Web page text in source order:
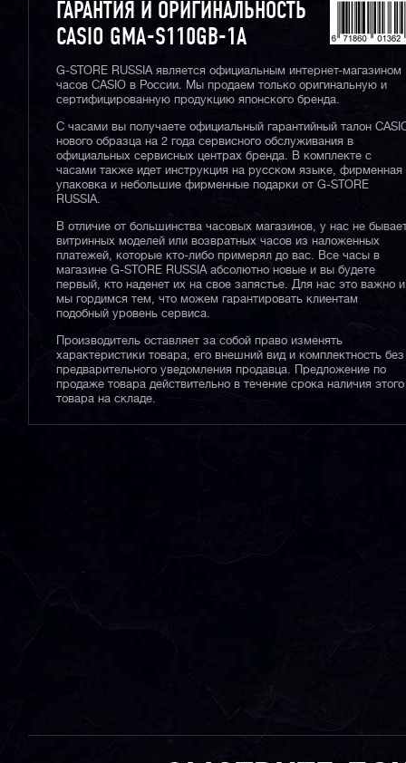
ГАРАНТИЯ И ОРИГИНАЛЬНОСТЬ
CASIO GMA-S110GB-1A
G-STORE RUSSIA является официальным интернет-магазином
часов CASIO в России. Мы продаем только оригинальную и
сертифицированную продукцию японского бренда.
С часами вы получаете официальный гарантийный талон
нового образца на 2 года сервисного обслуживания в
официальных сервисных центрах бренда. В комплекте с
часами также идет инструкция на русском языке, фирменная
упаковка и небольшие фирменные подарки от G-STORE
RUSSIA.
В отличие от большинства часовых магазинов, у нас не
витринных моделей или возвратных часов из наложенных
платежей, которые кто-либо примерял до вас. Все часы в
магазине G-STORE RUSSIA абсолютно новые и вы будете
первый, кто наденет их на свое запястье. Для нас это важно и
мы гордимся тем, что можем гарантировать клиентам
подобный уровень сервиса.
Производитель оставляет за собой право изменять
характеристики товара, его внешний вид и комплектность без
предварительного уведомления продавца. Предложение по
продаже товара действительно в течение срока наличия этого
товара на складе.